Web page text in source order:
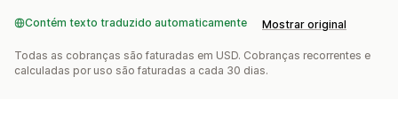
Contém texto traduzido automaticamente Mostrar original
Todas as cobranças são faturadas em USD. Cobranças recorrentes e
calculadas por uso são faturadas a cada 30 dias.